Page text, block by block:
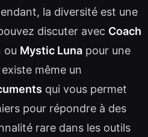
la diversité est une
discuter avec Coach
ou Mystic Luna pour une
même un
qui vous permet
pour répondre à des
rare dans les outils